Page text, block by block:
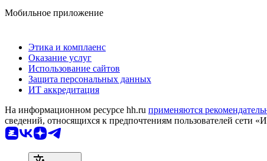
Мобильное приложение
Этика и комплаенс
Оказание услуг
Использование сайтов
Защита персональных данных
ИТ аккредитация
На информационном ресурсе hh.ru применяются
сведений, относящихся к предпочтениям пользователей сети